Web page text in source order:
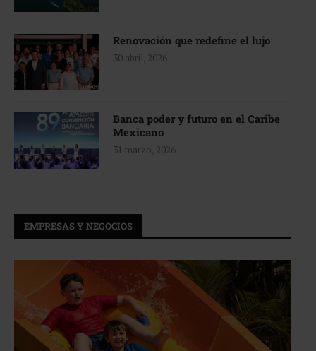
Renovación que redefine el lujo
30 abril, 2026
Banca poder y futuro en el Caribe
Mexicano
31 marzo, 2026
EMPRESAS Y NEGOCIOS